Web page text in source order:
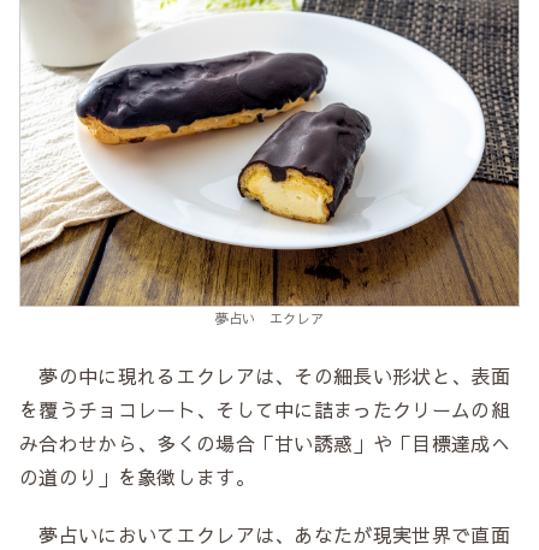
夢占い エクレア
夢の中に現れるエクレアは、その細長い形状と、表面
を覆うチョコレート、そして中に詰まったクリームの組
み合わせから、多くの場合「甘い誘惑」や「目標達成へ
の道のり」を象徴します。
夢占いにおいてエクレアは、あなたが現実世界で直面